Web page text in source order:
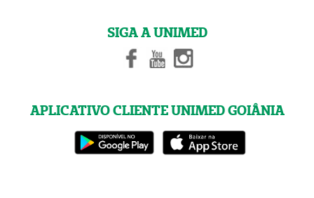
SIGA A UNIMED
APLICATIVO CLIENTE UNIMED GOIÂNIA